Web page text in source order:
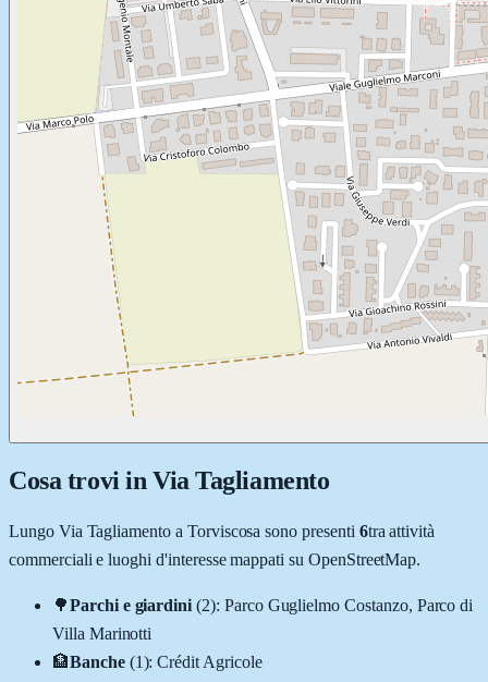
Cosa trovi in Via Tagliamento
Lungo Via Tagliamento a Torviscosa sono presenti 6tra attività
commerciali e luoghi d'interesse mappati su OpenStreetMap.
🌳Parchi e giardini (2): Parco Guglielmo Costanzo, Parco di
Villa Marinotti
🏦Banche (1):Crédit Agricole